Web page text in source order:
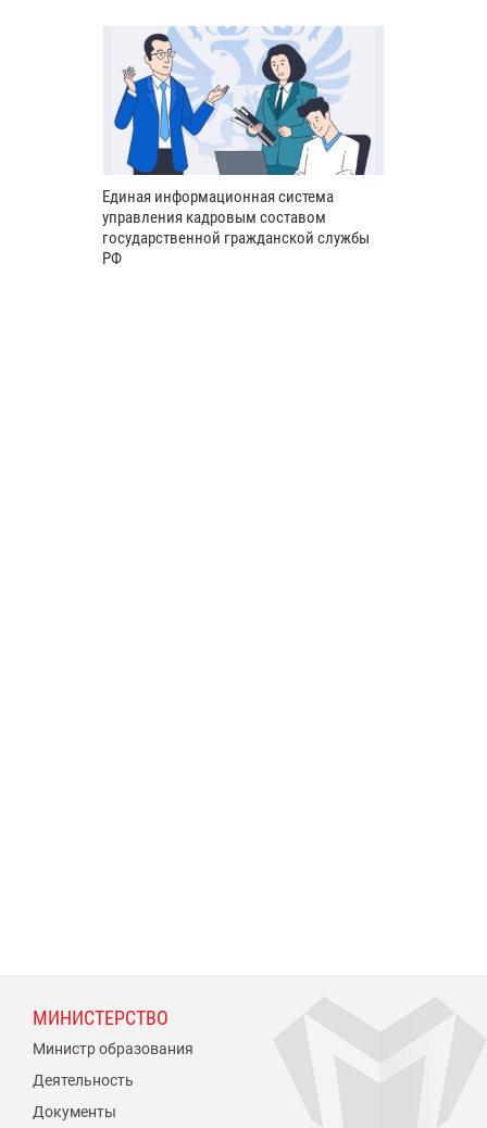
Единая информационная система
управления кадровым составом
государственной гражданской службы
РФ
МИНИСТЕРСТВО
Министр образования
Деятельность
Документы